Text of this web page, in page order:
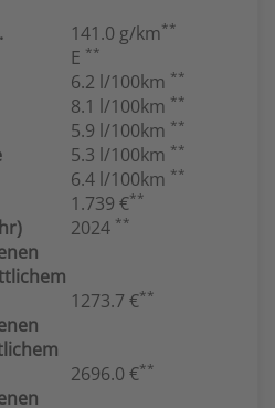
141.0 g/km**
E **
6.2 l/100km **
8.1 l/100km **
5.9 l/100km **
5.3 l/100km **
6.4 l/100km **
1.739 €**
2024 **
1273.7 €**
2696.0 €**